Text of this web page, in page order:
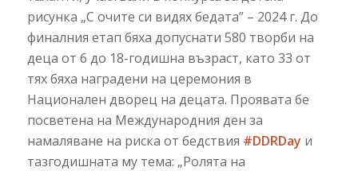
рисунка „С очите си видях бедата” – 2024 г. До
финалния етап бяха допуснати 580 творби на
деца от 6 до 18-годишна възраст, като 33 от
тях бяха наградени на церемония в
Национален дворец на децата. Проявата бе
посветена на Международния ден за
намаляване на риска от бедствия #DDRDay и
тазгодишната му тема: „Ролята на